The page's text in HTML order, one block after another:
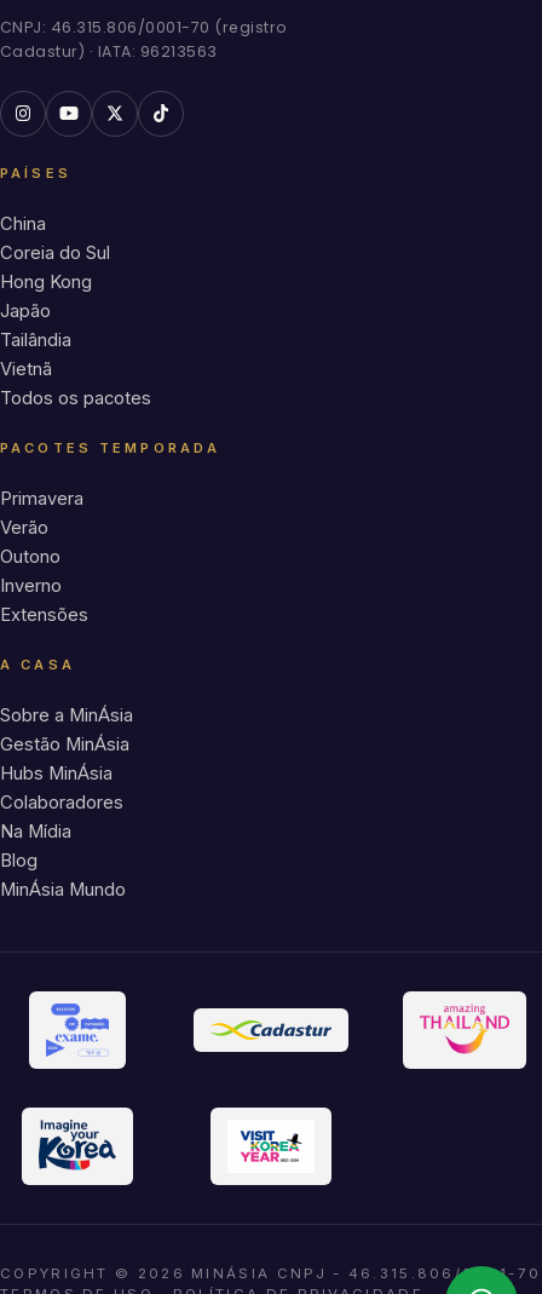
CNPJ: 46.315.806/0001-70 (registro
Cadastur) · IATA: 96213563
PAÍSES
China
Coreia do Sul
Hong Kong
Japão
Tailândia
Vietnã
Todos os pacotes
PACOTES TEMPORADA
Primavera
Verão
Outono
Inverno
Extensões
A CASA
Sobre a MinÁsia
Gestão MinÁsia
Hubs MinÁsia
Colaboradores
Na Mídia
Blog
MinÁsia Mundo
COPYRIGHT © 2026 MINÁSIA CNPJ - 46.315.806/0001-70